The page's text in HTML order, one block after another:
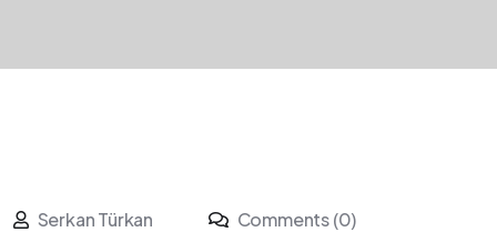
Serkan Türkan
Comments (0)